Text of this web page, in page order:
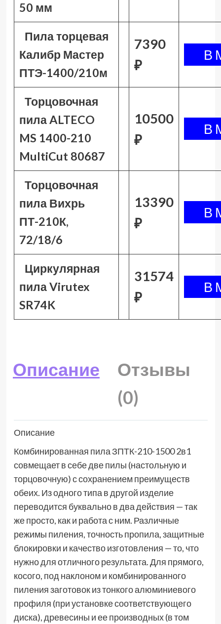
50 мм
Пила торцевая
Калибр Мастер
ПТЭ-1400/210м
7390
₽
Торцовочная
пила ALTECO
MS 1400-210
MultiCut 80687
10500
₽
Торцовочная
пила Вихрь
ПТ-210К,
72/18/6
13390
₽
Циркулярная
пила Virutex
SR74K
31574
₽
Описание
Отзывы
(0)
Описание
Комбинированная пила ЗПТК-210-1500 2в1
совмещает в себе две пилы (настольную и
торцовочную) с сохранением преимуществ
обеих. Из одного типа в другой изделие
переводится буквально в два действия — так
же просто, как и работа с ним. Различные
режимы пиления, точность пропила, защитные
блокировки и качество изготовления — то, что
нужно для отличного результата. Для прямого,
косого, под наклоном и комбинированного
пиления заготовок из тонкого алюминиевого
профиля (при установке соответствующего
диска), древесины и ее производных (в том